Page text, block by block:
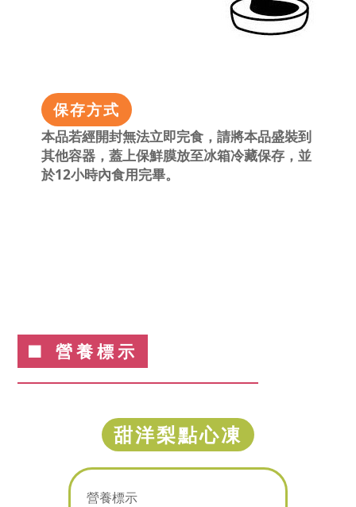
保存方式
本品若經開封無法立即完食，請將本品盛裝到
其他容器，蓋上保鮮膜放至冰箱冷藏保存，並
於12小時內食用完畢。
■ 營養標示
甜洋梨點心凍
營養標示